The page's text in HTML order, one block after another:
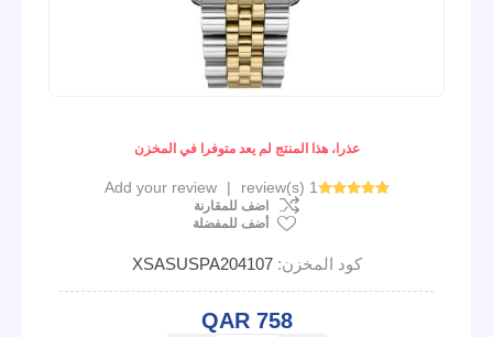
عذرا، هذا المنتج لم يعد متوفرا في المخزن
1 review(s)
|
Add your review
اضف للمقارنة
أضف للمفضلة
كود المخزن: XSASUSPA204107
QAR 758